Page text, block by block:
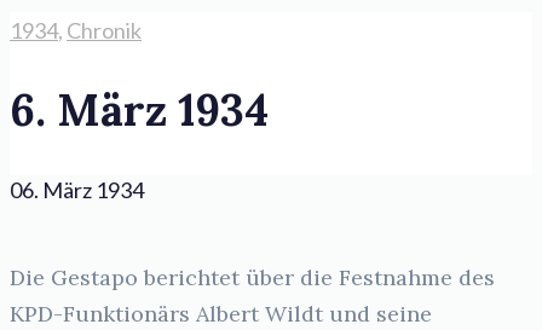
1934, Chronik
6. März 1934
06. März 1934
Die Gestapo berichtet über die Festnahme des
KPD-Funktionärs Albert Wildt und seine